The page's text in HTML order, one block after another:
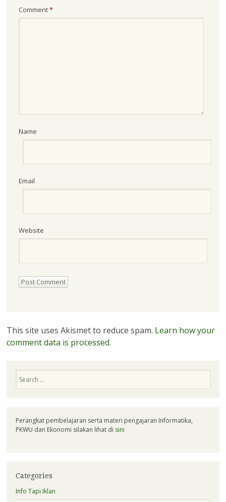
Comment*
Name
Email
Website
This site uses Akismet to reduce spam. Learn how your
comment data is processed.
Perangkat pembelajaran serta materi pengajaran Informatika,
PKWU dan Ekonomi silakan lihat di sini
Categories
Info Tapi Iklan